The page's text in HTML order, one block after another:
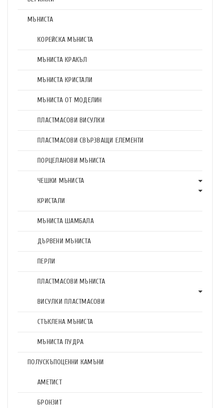
МЪНИСТА
КОРЕЙСКА МЪНИСТА
МЪНИСТА КРАКЪЛ
МЪНИСТА КРИСТАЛИ
МЪНИСТА ОТ МОДЕЛИН
ПЛАСТМАСОВИ ВИСУЛКИ
ПЛАСТМАСОВИ СВЪРЗВАЩИ ЕЛЕМЕНТИ
ПОРЦЕЛАНОВИ МЪНИСТА
ЧЕШКИ МЪНИСТА
КРИСТАЛИ
МЪНИСТА ШАМБАЛА
ДЪРВЕНИ МЪНИСТА
ПЕРЛИ
ПЛАСТМАСОВИ МЪНИСТА
ВИСУЛКИ ПЛАСТМАСОВИ
СТЪКЛЕНА МЪНИСТА
МЪНИСТА ПУДРА
ПОЛУСКЪПОЦЕННИ КАМЪНИ
АМЕТИСТ
БРОНЗИТ